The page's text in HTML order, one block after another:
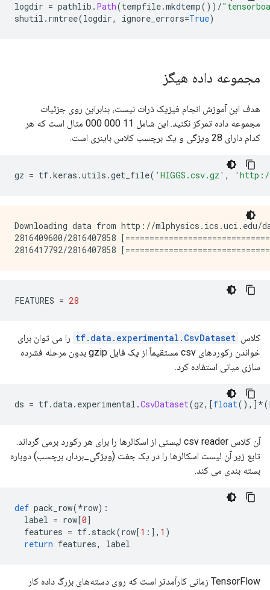
logdir = pathlib . Path(tempfile.mkdtemp())/
shutil . rmtree(logdir, ignore_errors=True)
مجموعه داده هیگز
هدف این آموزش انجام فیزیک ذرات نیست، بنابراین روی جزئیات
مجموعه داده تمرکز نکنید. این شامل 11 000 000 مثال است که هر
کدام دارای 28 ویژگی و یک برچسب کلاس باینری است.
gz = tf.keras .utils .get_file( 'HIGGS.csv.gz' , 'http://
Downloading data from http://mlphysics.ics.uci.edu/
2816409600/2816407858
FEATURES = 28
کلاس tf.data.experimental.CsvDataset را می توان برای
خواندن رکوردهای csv مستقیماً از یک فایل gzip بدون مرحله فشرده
سازی میانی استفاده کرد.
ds = tf.data. experimental .CsvDataset(gz,[float(),]*(
آن کلاس csv reader لیستی از اسکالرها را برای هر رکورد برمی گرداند.
تابع زیر آن لیست اسکالرها را در یک جفت (ویژگی_بردار، برچسب) دوباره
بسته بندی می کند.
def pack_row(*row):
label = row[0]
features = tf. stack(row[1 :], 1 )
return features, label
TensorFlow زمانی کارآمدتر است که روی دسته‌های بزرگ داده کار